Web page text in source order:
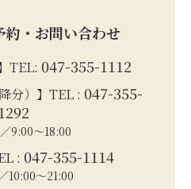
約・お問い合わせ
TEL: 047-355-1112
分）】TEL : 047-355-
1292
9:00～18:00
: 047-355-1114
10:00～21:00